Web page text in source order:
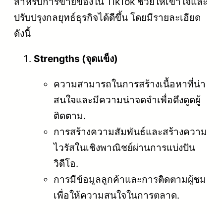
ปรับปรุงกลยุทธ์ธุรกิจได้ดีขึ้น โดยมีรายละเอียด
ดังนี้
Strengths (จุดแข็ง)
ความสามารถในการสร้างเนื้อหาที่น่า
สนใจและมีความน่าจดจำเพื่อดึงดูดผู้
ติดตาม.
การสร้างความสัมพันธ์และสร้างความ
ไวรัสในเชิงพาณิชย์ผ่านการแบ่งปัน
วิดีโอ.
การมีข้อมูลลูกค้าและการติดตามผู้ชม
เพื่อให้ความสนใจในการตลาด.